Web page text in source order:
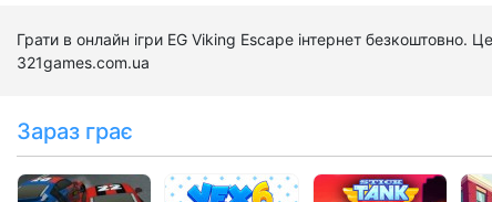
Грати в онлайн ігри EG Viking Escape інтернет безкоштовно.
321games.com.ua
Зараз грає